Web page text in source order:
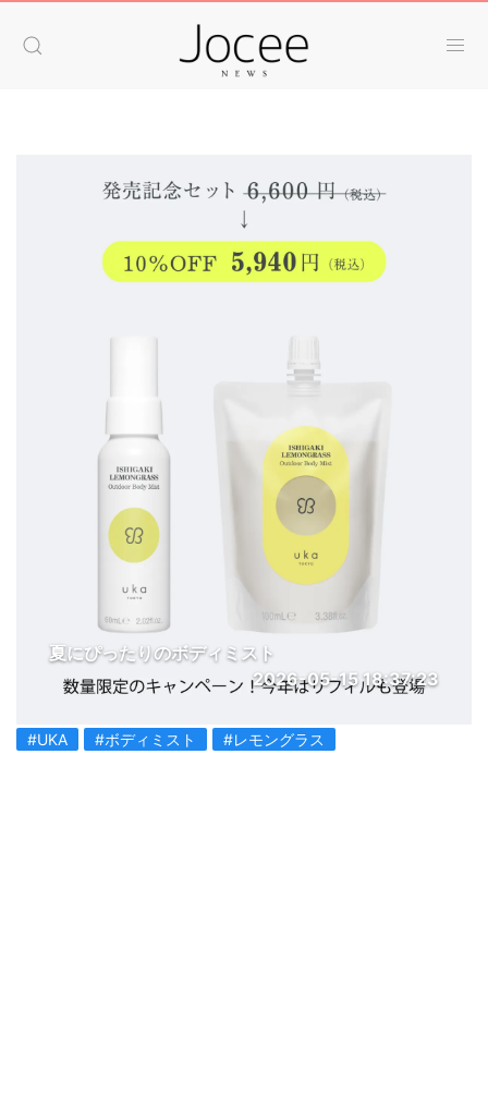
夏にぴったりのボディミスト
2026-05-15 18:37:23
#UKA #ボディミスト #レモングラス